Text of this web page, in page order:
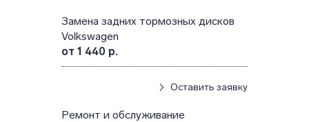
Замена задних тормозных дисков
Volkswagen
от 1 440 р.
Оставить заявку
Ремонт и обслуживание